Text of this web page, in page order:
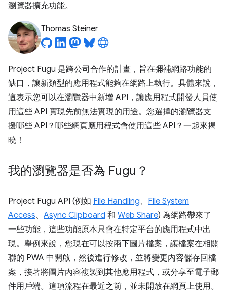
瀏覽器擴充功能。
Thomas Steiner
Project Fugu 是跨公司合作的計畫，旨在彌補網路功能的
缺口，讓新類型的應用程式能夠在網路上執行。具體來說，
這表示您可以在瀏覽器中新增 API，讓應用程式開發人員使
用這些 API 實現先前無法實現的用途。您選擇的瀏覽器支
援哪些 API？哪些網頁應用程式會使用這些 API？一起來揭
曉！
我的瀏覽器是否為 Fugu？
Project Fugu API (例如 File Handling、 File System
Access、 Async Clipboard 和 Web Share) 為網路帶來了
一些功能，這些功能原本只會在特定平台的應用程式中出
現。舉例來說，您現在可以按兩下圖片檔案，讓檔案在相關
聯的 PWA 中開啟，然後進行修改，並將變更內容儲存回檔
案，接著將圖片內容複製到其他應用程式，或分享至電子郵
件用戶端。這項流程在最近之前，並未開放在網頁上使用。